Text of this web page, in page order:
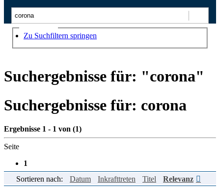
Suchen
Zu Suchfiltern springen
Suchergebnisse für: "corona"
Suchergebnisse für: corona
Ergebnisse 1 - 1 von (1)
Seite
1
Einträge pro Seite
Sortieren nach: Datum Inkrafttreten Titel Relevanz